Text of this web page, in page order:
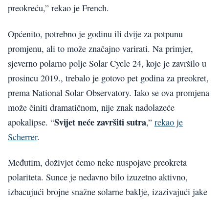
preokreću,” rekao je French.
Općenito, potrebno je godinu ili dvije za potpunu
promjenu, ali to može značajno varirati. Na primjer,
sjeverno polarno polje Solar Cycle 24, koje je završilo u
prosincu 2019., trebalo je gotovo pet godina za preokret,
prema National Solar Observatory. Iako se ova promjena
može činiti dramatičnom, nije znak nadolazeće
apokalipse. “Svijet neće završiti sutra,” rekao je
Scherrer.
Međutim, doživjet ćemo neke nuspojave preokreta
polariteta. Sunce je nedavno bilo izuzetno aktivno,
izbacujući brojne snažne solarne baklje, izazivajući jake